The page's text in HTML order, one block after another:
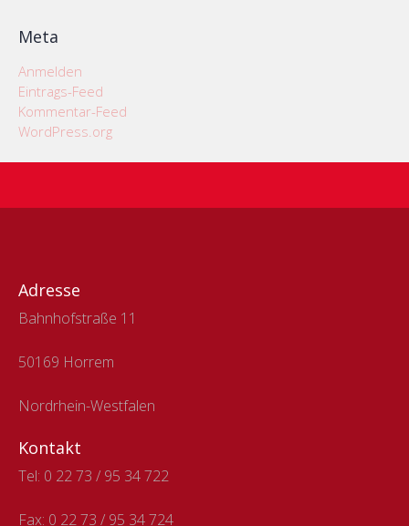
Meta
Anmelden
Eintrags-Feed
Kommentar-Feed
WordPress.org
Adresse
Bahnhofstraße 11
50169 Horrem
Nordrhein-Westfalen
Kontakt
Tel: 0 22 73 / 95 34 722
Fax: 0 22 73 / 95 34 724